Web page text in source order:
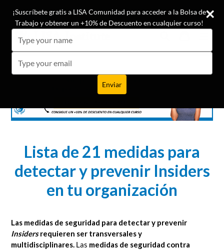
directamente
contenido
¡Conoce las opiniones de nuestros +19.500 alumnos!
Carrito
Carrito
Lista de 21 medidas para
detectar y prevenir Insiders
en tu organización
Las medidas de seguridad para detectar y prevenir
Insidersrequieren ser transversales y
multidisciplinares. Las medidas de seguridad contra
¡Suscríbete gratis a LISA Comunidad para acceder a la Bolsa de
Trabajo y obtener un +10% de Descuento en cualquier curso!
your
name
your
email
Enviar